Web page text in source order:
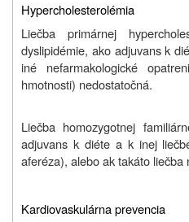
Hypercholesterolémia
Liečba primárnej
dyslipidémie, ako adjuvans k
iné nefarmakologické
hmotnosti) nedostatočná.
Liečba homozygotnej
adjuvans k diéte a k inej
aferéza), alebo ak takáto liečba
Kardiovaskulárna prevencia